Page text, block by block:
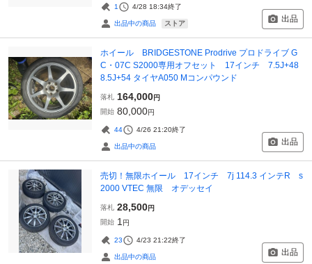
1 4/28 18:34終了
出品中の商品 ストア 出品
ホイール BRIDGESTONE Prodrive プロドライブ G
C・07C S2000専用オフセット 17インチ 7.5J+48
8.5J+54 タイヤA050 Mコンパウンド
落札 164,000円
開始 80,000円
44 4/26 21:20終了
出品中の商品 出品
売切！無限ホイール 17インチ 7j 114.3 インテR s
2000 VTEC 無限 オデッセイ
落札 28,500円
開始 1 円
23 4/23 21:22終了
出品中の商品 出品